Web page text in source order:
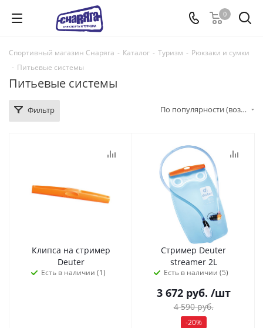
0
Спортивный магазин Снаряга - Каталог - Туризм - Рюкзаки и сумки
- Питьевые системы
Питьевые системы
Фильтр По популярности (возрастание)
Клипса на стример
Deuter
Есть в наличии (1)
Стример Deuter
streamer 2L
Есть в наличии (5)
3 672руб. /шт
4 590руб.
-20%